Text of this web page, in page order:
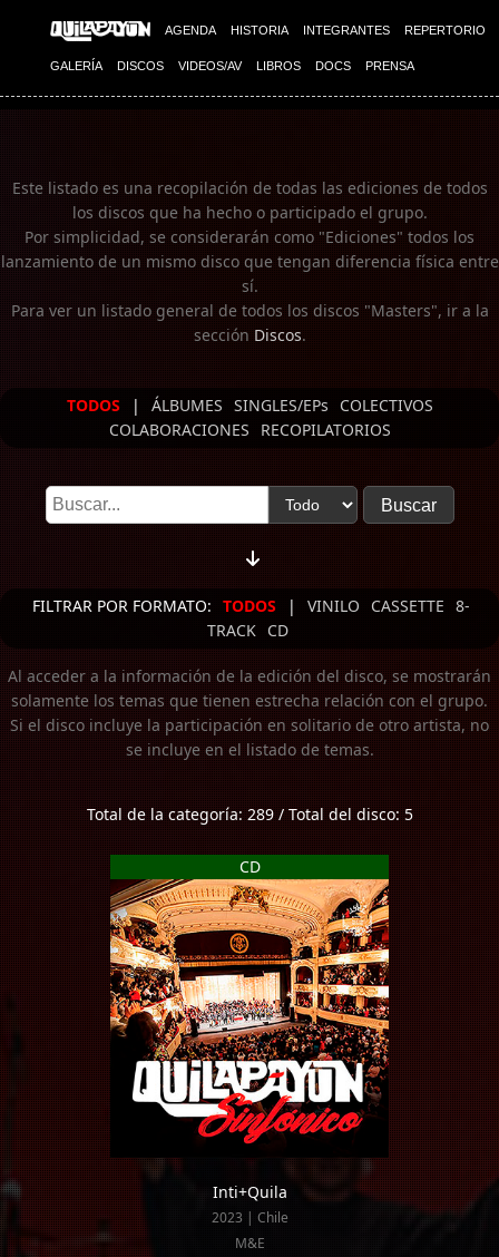
AGENDA HISTORIA INTEGRANTES REPERTORIO
GALERÍA DISCOS VIDEOS/AV LIBROS DOCS PRENSA
Imagen 01
Este listado es una recopilación de todas las ediciones de todos
los discos que ha hecho o participado el grupo.
Por simplicidad, se considerarán como "Ediciones" todos los
lanzamiento de un mismo disco que tengan diferencia física entre
sí.
Para ver un listado general de todos los discos "Masters", ir a la
sección Discos.
TODOS | ÁLBUMES SINGLES/EPs
COLECTIVOS
COLABORACIONES
RECOPILATORIOS
FILTRAR POR FORMATO: TODOS | VINILO CASSETTE 8-
TRACK CD
Al acceder a la información de la edición del disco, se mostrarán
solamente los temas que tienen estrecha relación con el grupo.
Si el disco incluye la participación en solitario de otro artista, no
se incluye en el listado de temas.
Total de la categoría: 289 / Total del disco: 5
CD
Inti+Quila
2023 | Chile
M&E